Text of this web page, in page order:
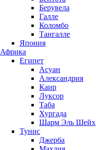
Берувела
Галле
Коломбо
Тангалле
Япония
Африка
Египет
Асуан
Александрия
Каир
Луксор
Таба
Хургада
Шарм Эль Шейх
Тунис
Джерба